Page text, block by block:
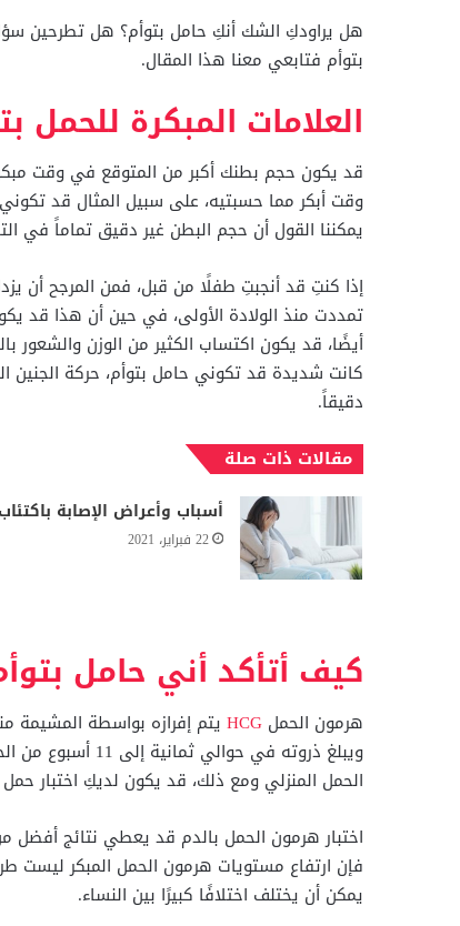
هل يراودكِ الشك أنكِ حامل بتوأم؟ هل تطرحين
بتوأم فتابعي معنا هذا المقال.
العلامات المبكرة للحمل
قد يكون حجم بطنك أكبر من المتوقع في وقت
وقت أبكر مما حسبتيه، على سبيل المثال قد
يمكننا القول أن حجم البطن غير دقيق تماماً في
إذا كنتِ قد أنجبتِ طفلًا من قبل، فمن المرجح أن
تمددت منذ الولادة الأولى، في حين أن هذا قد
أيضًا، قد يكون اكتساب الكثير من الوزن والشعور
كانت شديدة قد تكوني حامل بتوأم، حركة الجنين
دقيقاً.
مقالات ذات صلة
أسباب وأعراض الإصابة
22 فبراير، 2021
كيف أتأكد أني حامل
هرمون الحمل HCG يتم إفرازه بواسطة المشيمة
ويبلغ ذروته في
الحمل المنزلي ومع ذلك، قد يكون لديكِ اختبار
اختبار هرمون الحمل بالدم قد يعطي نتائج أفضل
يمكن أن يختلف اختلافًا كبيرًا بين النساء.